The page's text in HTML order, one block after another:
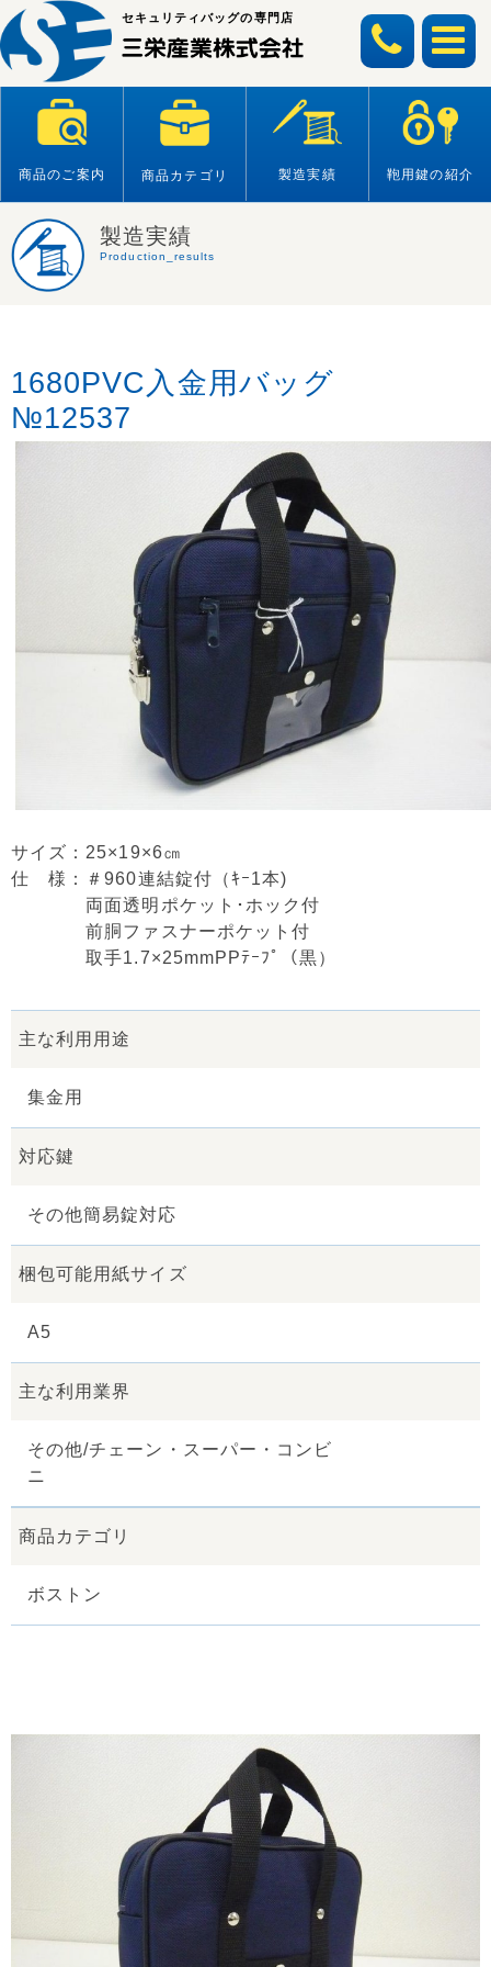
Skip
to
content
セキュリティバッグの専門店
商品のご案内 商品カテゴリ 製造実績 鞄用鍵の紹介
製造実績
Production_results
1680PVC入金用バッグ
№12537
サイズ：25×19×6㎝
仕 様：＃960連結錠付（ｷｰ1本)
両面透明ポケット･ホック付
前胴ファスナーポケット付
取手1.7×25mmPPﾃｰﾌﾟ（黒）
主な利用用途
集金用
対応鍵
その他簡易錠対応
梱包可能用紙サイズ
A5
主な利用業界
その他/チェーン・スーパー・コンビ
ニ
商品カテゴリ
ボストン